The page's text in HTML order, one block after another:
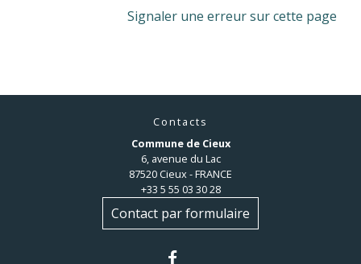
Signaler une erreur sur cette page
Contacts
Commune de Cieux
6, avenue du Lac
87520 Cieux - FRANCE
+33 5 55 03 30 28
Contact par formulaire